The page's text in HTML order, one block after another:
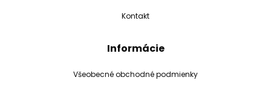
Kontakt
Informácie
Všeobecné obchodné podmienky